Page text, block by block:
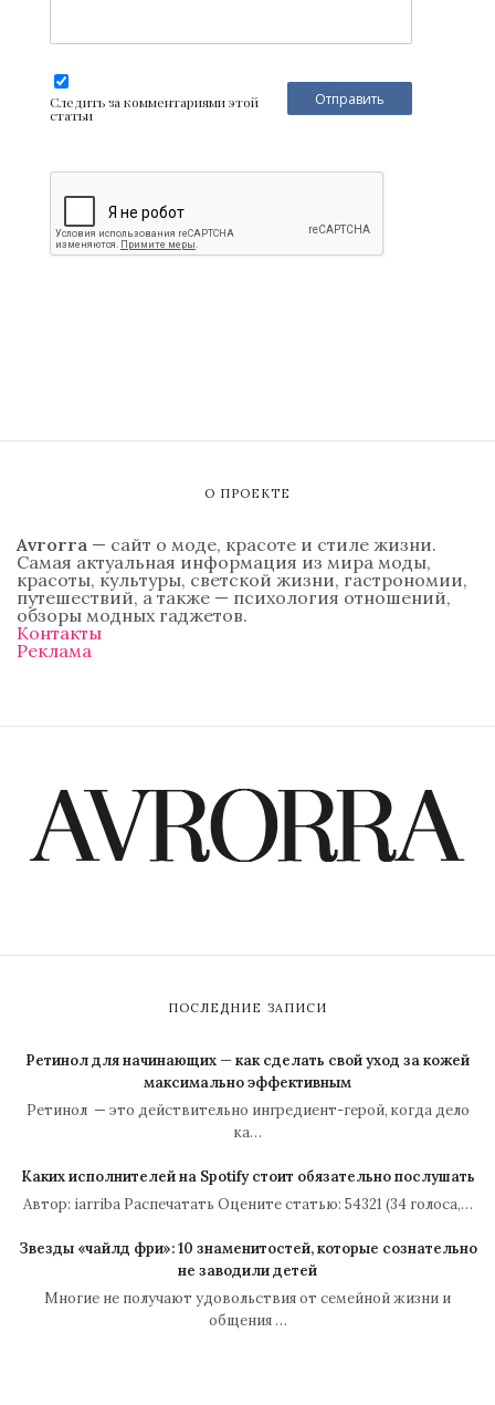
Следить за комментариями этой
статьи
О ПРОЕКТЕ
Avrorra — сайт о моде, красоте и стиле жизни.
Самая актуальная информация из мира моды,
красоты, культуры, светской жизни, гастрономии,
путешествий, а также — психология отношений,
обзоры модных гаджетов.
Контакты
Реклама
ПОСЛЕДНИЕ ЗАПИСИ
Ретинол для начинающих — как сделать свой уход за кожей
максимально эффективным
Ретинол — это действительно ингредиент-герой, когда дело
ка…
Каких исполнителей на Spotify стоит обязательно послушать
Автор: iarriba Распечатать Оцените статью: 54321 (34 голоса,…
Звезды «чайлд фри»: 10 знаменитостей, которые сознательно
не заводили детей
Многие не получают удовольствия от семейной жизни и
общения …